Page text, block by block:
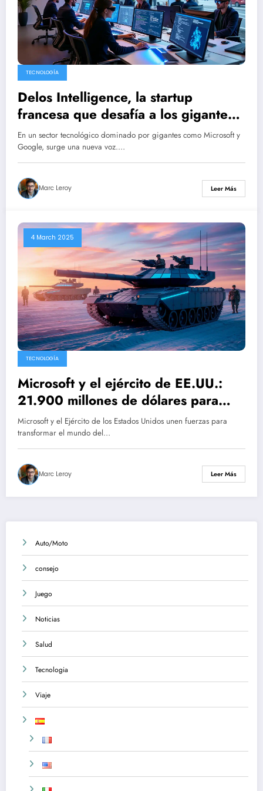
TECNOLOGÍA
Delos Intelligence, la startup
francesa que desafía a los gigantes
Microsoft y Google en el ámbito de
las suites ofimáticas
En un sector tecnológico dominado por gigantes como Microsoft y
Google, surge una nueva voz.…
Marc Leroy Leer Más
4 March 2025
TECNOLOGÍA
Microsoft y el ejército de EE.UU.:
21.900 millones de dólares para
transformar equipamiento militar con
inteligencia artificial
Microsoft y el Ejército de los Estados Unidos unen fuerzas para
transformar el mundo del…
Marc Leroy Leer Más
Auto/Moto
consejo
Juego
Noticias
Salud
Tecnologia
Viaje